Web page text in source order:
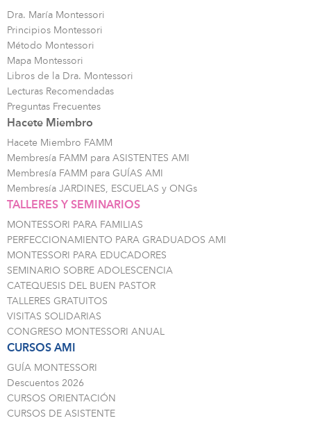
Dra. María Montessori
Principios Montessori
Método Montessori
Mapa Montessori
Libros de la Dra. Montessori
Lecturas Recomendadas
Preguntas Frecuentes
Hacete Miembro
Hacete Miembro FAMM
Membresía FAMM para ASISTENTES AMI
Membresía FAMM para GUÍAS AMI
Membresía JARDINES, ESCUELAS y ONGs
TALLERES Y SEMINARIOS
MONTESSORI PARA FAMILIAS
PERFECCIONAMIENTO PARA GRADUADOS AMI
MONTESSORI PARA EDUCADORES
SEMINARIO SOBRE ADOLESCENCIA
CATEQUESIS DEL BUEN PASTOR
TALLERES GRATUITOS
VISITAS SOLIDARIAS
CONGRESO MONTESSORI ANUAL
CURSOS AMI
GUÍA MONTESSORI
Descuentos 2026
CURSOS ORIENTACIÓN
CURSOS DE ASISTENTE